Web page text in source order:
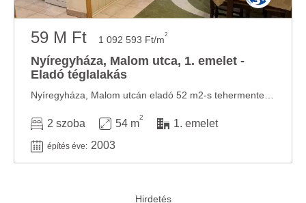
59 M Ft 1 092 593 Ft/m2
Nyíregyháza, Malom utca, 1. emelet -
Eladó téglalakás
2 szoba 54 m
2
1. emelet
építés éve: 2003